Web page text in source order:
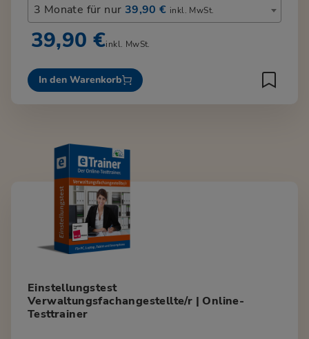
3 Monate für nur 39,90 € inkl. MwSt.
39,90 €inkl. MwSt.
In den Warenkorb
Einstellungstest
Verwaltungsfachangestellte/r | Online-
Testtrainer